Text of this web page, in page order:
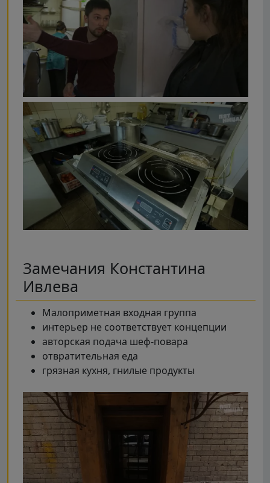
Замечания Константина
Ивлева
Малоприметная входная группа
интерьер не соответствует концепции
авторская подача шеф-повара
отвратительная еда
грязная кухня, гнилые продукты